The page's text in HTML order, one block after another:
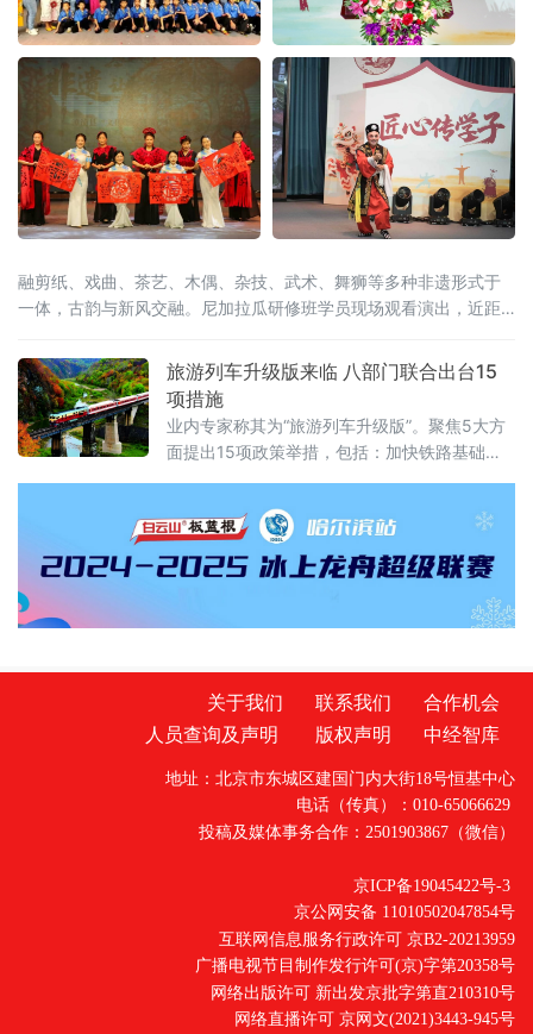
融剪纸、戏曲、茶艺、木偶、杂技、武术、舞狮等多种非遗形式于
一体，古韵与新风交融。尼加拉瓜研修班学员现场观看演出，近距
旅游列车升级版来临 八部门联合出台15
项措施
业内专家称其为“旅游列车升级版”。聚焦5大方
面提出15项政策举措，包括：加快铁路基础设
铁路旅游服务水平、加强铁路旅游运行保障、
强化政策保障支持，旨在推动铁路与旅游深度
融合发展、相互赋能，释放铁路旅游消费潜
力，更好满足人民群众美好生活需要
关于我们 联系我们
合作机会
人员查询及声明
版权声明 中经智库
地址：北京市东城区建国门内大街18号恒基中心
电话（传真）：010-65066629
投稿及媒体事务合作：2501903867（微信）
京ICP备19045422号-3
京公网安备 11010502047854号
互联网信息服务行政许可 京B2-20213959
广播电视节目制作发行许可(京)字第20358号
网络出版许可 新出发京批字第直210310号
网络直播许可 京网文(2021)3443-945号